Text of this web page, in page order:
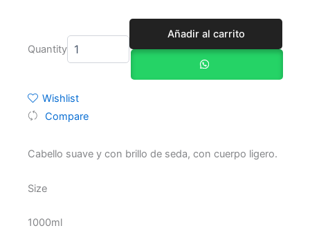
Quantity
Oil
Smooth
and
Acondicionador
cantidad
Añadir al carrito
Wishlist
Compare
Cabello suave y con brillo de seda, con cuerpo ligero.
Size
1000ml